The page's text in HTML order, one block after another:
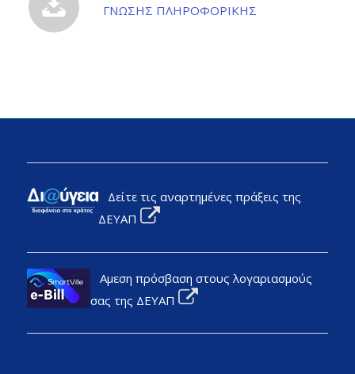
ΓΝΩΣΗΣ ΠΛΗΡΟΦΟΡΙΚΗΣ
Δείτε τις αναρτημένες πράξεις της
ΔΕΥΑΠ
Αμεση πρόσβαση στους λογαριασμούς
σας της ΔΕΥΑΠ